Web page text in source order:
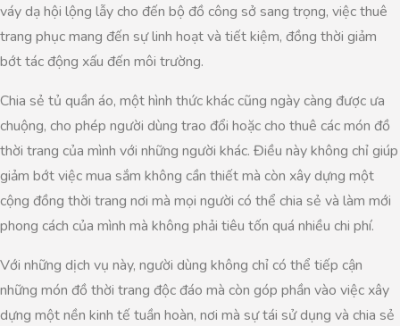
váy dạ hội lộng lẫy cho đến bộ đồ công sở sang trọng, việc thuê
trang phục mang đến sự linh hoạt và tiết kiệm, đồng thời giảm
bớt tác động xấu đến môi trường.
Chia sẻ tủ quần áo, một hình thức khác cũng ngày càng được ưa
chuộng, cho phép người dùng trao đổi hoặc cho thuê các món đồ
thời trang của mình với những người khác. Điều này không chỉ giúp
giảm bớt việc mua sắm không cần thiết mà còn xây dựng một
cộng đồng thời trang nơi mà mọi người có thể chia sẻ và làm mới
phong cách của mình mà không phải tiêu tốn quá nhiều chi phí.
Với những dịch vụ này, người dùng không chỉ có thể tiếp cận
những món đồ thời trang độc đáo mà còn góp phần vào việc xây
dựng một nền kinh tế tuần hoàn, nơi mà sự tái sử dụng và chia sẻ